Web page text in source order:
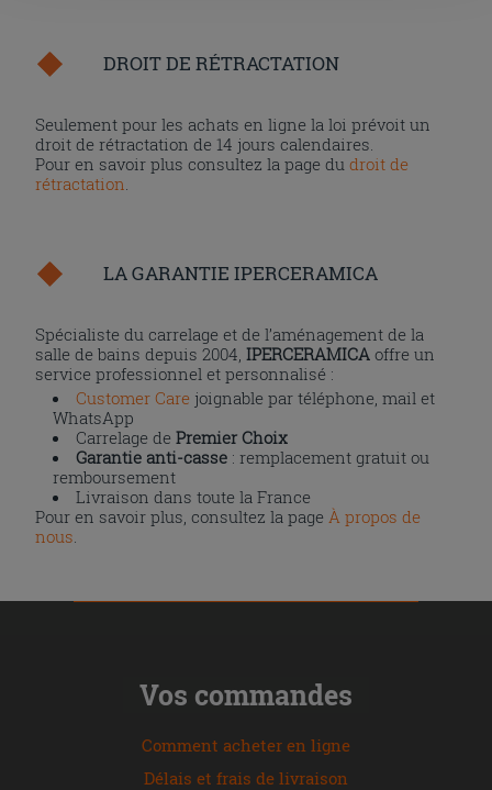
DROIT DE RÉTRACTATION
Seulement pour les achats en ligne la loi prévoit un
droit de rétractation de 14 jours calendaires.
Pour en savoir plus consultez la page dudroit de
rétractation
LA GARANTIE IPERCERAMICA
Spécialiste du carrelage et de l’aménagement de la
salle de bains depuis 2004,IPERCERAMICA offre un
service professionnel et personnalisé :
Customer Care joignable par téléphone, mail et
WhatsApp
Carrelage dePremier Choix
Garantie anti-casse : remplacement gratuit ou
remboursement
Livraison dans toute la France
Pour en savoir plus, consultez la page À propos de
nous
Vos commandes
Comment acheter en ligne
Délais et frais de livraison